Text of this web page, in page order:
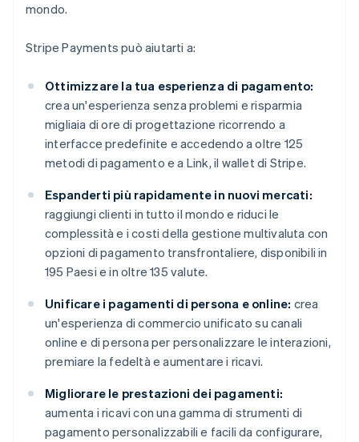
mondo.
Stripe Payments può aiutarti a:
Ottimizzare la tua esperienza di pagamento:
crea un'esperienza senza problemi e risparmia
migliaia di ore di progettazione ricorrendo a
interfacce predefinite e accedendo a oltre 125
metodi di pagamento e a Link, il wallet di Stripe.
Espanderti più rapidamente in nuovi mercati:
raggiungi clienti in tutto il mondo e riduci le
complessità e i costi della gestione multivaluta con
opzioni di pagamento transfrontaliere, disponibili in
195 Paesi e in oltre 135 valute.
Unificare i pagamenti di persona e online: crea
un'esperienza di commercio unificato su canali
online e di persona per personalizzare le interazioni,
premiare la fedeltà e aumentare i ricavi.
Migliorare le prestazioni dei pagamenti:
aumenta i ricavi con una gamma di strumenti di
pagamento personalizzabili e facili da configurare,